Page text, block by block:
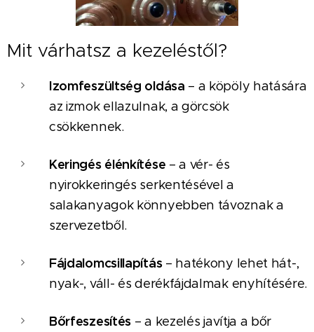
Mit várhatsz a kezeléstől?
Izomfeszültség oldása – a köpöly hatására
az izmok ellazulnak, a görcsök
csökkennek.
Keringés élénkítése – a vér- és
nyirokkeringés serkentésével a
salakanyagok könnyebben távoznak a
szervezetből.
Fájdalomcsillapítás– hatékony lehet hát-,
nyak-, váll- és derékfájdalmak enyhítésére.
Bőrfeszesítés – a kezelés javítja a bőr